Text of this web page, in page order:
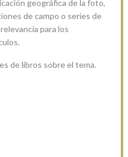
geográfica de la foto,
de campo o series de
para los
de libros sobre el tema.